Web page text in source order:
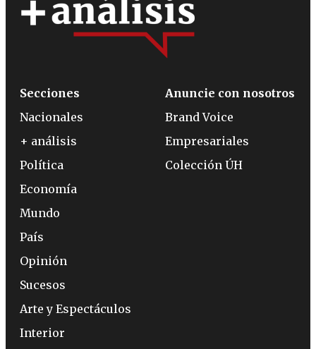
Secciones
Nacionales
+ análisis
Política
Economía
Mundo
País
Opinión
Sucesos
Arte y Espectáculos
Interior
Anuncie con nosotros
Brand Voice
Empresariales
Colección ÚH